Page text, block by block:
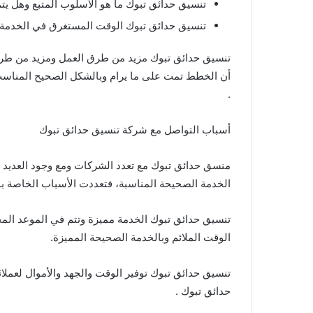
تنسيق حدائق تبوك ما هو الأسلوب المتبع وهل
تنسيق حدائق تبوك الوقت المستغرق في
تنسيق حدائق تبوك مزيد من طرق العمل ومزيد من
أن الخطط تمت على ما يرام وبالشكل الصحيح
.
أسباب التواصل مع شركة تنسيق حدائق تبوك
منسق حدائق تبوك مع تعدد الشركات ومع وجود العديد
الخدمة الصحيحة المناسبة، فتعددت الأسباب
تنسيق حدائق تبوك الخدمة مميزة وتتم في الموعد
الوقت الملائم وبالخدمة الصحيحة المميزة.
تنسيق حدائق تبوك توفير الوقت والجهد والأموال
حدائق تبوك .